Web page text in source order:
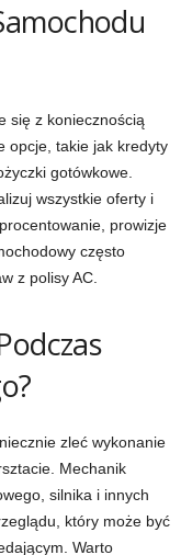
się z koniecznością
opcje, takie jak kredyty
gotówkowe.
wszystkie oferty i
prowizje
często
z polisy AC.
zleć wykonanie
Mechanik
silnika i innych
który może być
Warto